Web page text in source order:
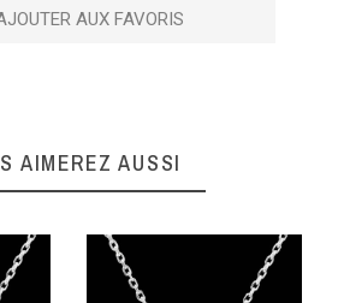
AUX FAVORIS
AIMEREZ AUSSI